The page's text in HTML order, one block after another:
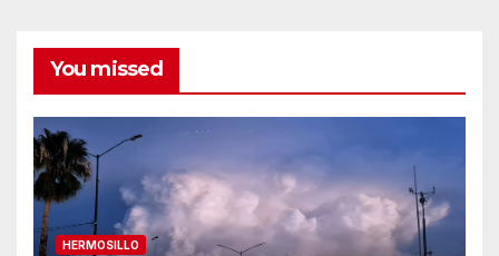
You missed
HERMOSILLO